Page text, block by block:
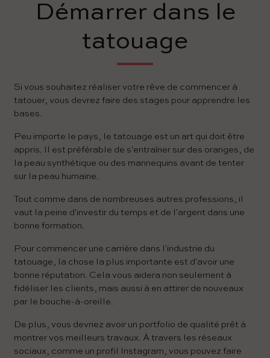
Démarrer dans le
tatouage
Si vous souhaitez réaliser votre rêve de commencer à
tatouer, vous devrez faire des stages pour apprendre les
bases.
Peu importe le pays, le tatouage est un art qui doit être
appris. Il est préférable de s'entraîner sur des oranges, de
la peau synthétique ou des mannequins avant de tenter
sur la peau humaine.
Tout comme dans de nombreuses autres professions, il
vaut la peine d'investir du temps et de l'argent dans une
bonne formation.
Pour commencer une carrière dans l'industrie du
tatouage, la chose la plus importante est d'avoir une
bonne réputation. Cela vous aidera non seulement à
fidéliser les clients, mais aussi à en attirer de nouveaux
par le bouche-à-oreille.
De plus, vous devriez avoir un portfolio de qualité prêt à
montrer vos meilleurs travaux. À travers les réseaux
sociaux, comme un profil Instagram, vous pouvez faire